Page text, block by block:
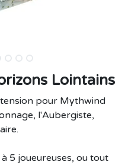
Lointains
pour Mythwind
l'Aubergiste,
5 joueureuses, ou tout